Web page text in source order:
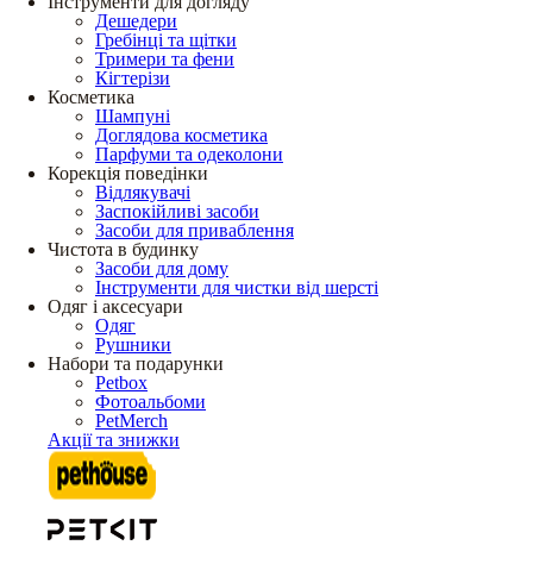
Дешедери
Гребінці та щітки
Тримери та фени
Кігтерізи
Косметика
Шампуні
Доглядова косметика
Парфуми та одеколони
Корекція поведінки
Відлякувачі
Заспокійливі засоби
Засоби для приваблення
Чистота в будинку
Засоби для дому
Інструменти для чистки від шерсті
Одяг і аксесуари
Одяг
Рушники
Набори та подарунки
Petbox
Фотоальбоми
PetMerch
Акції та знижки